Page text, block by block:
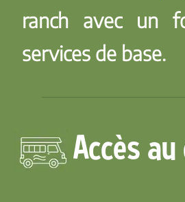
ranch avec un
services de base.
Accès